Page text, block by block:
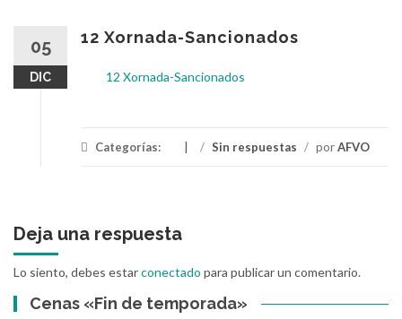
05
DIC
12 Xornada-Sancionados
12 Xornada-Sancionados
Categorías: / Sin respuestas / porAFVO
Deja una respuesta
Lo siento, debes estarconectado para publicar un comentario.
Cenas «Fin de temporada»